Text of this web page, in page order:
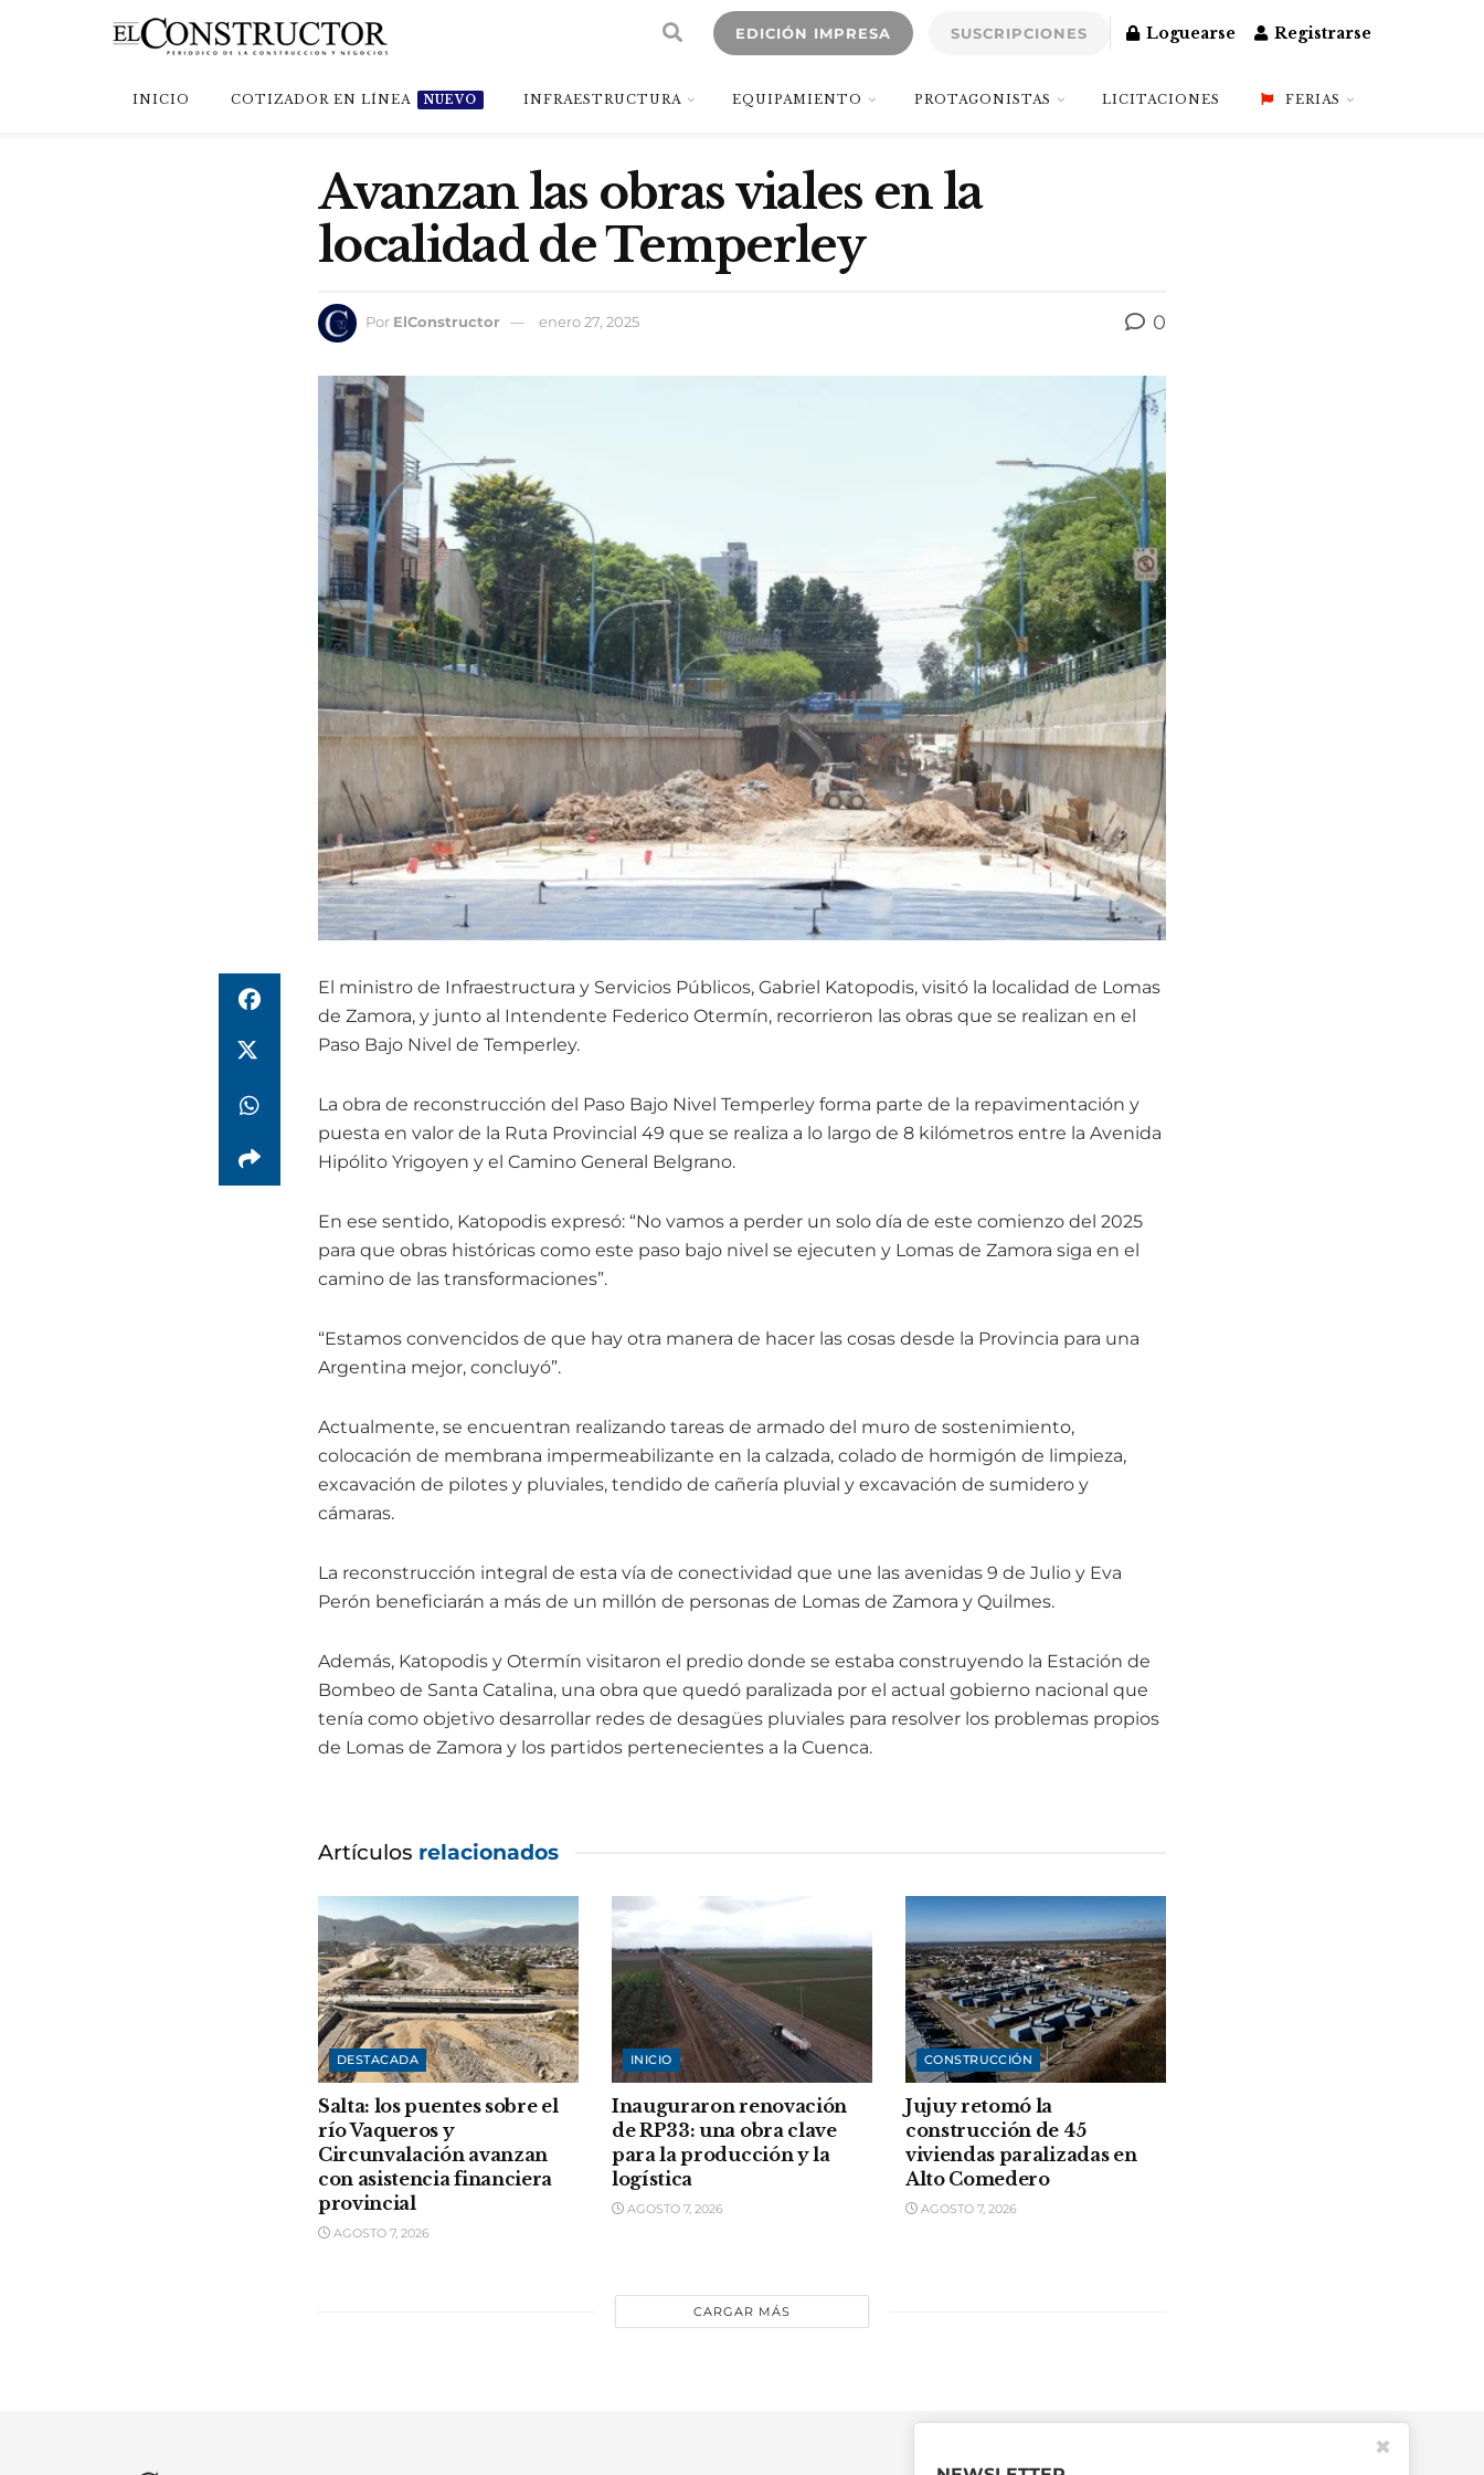
EDICIÓN IMPRESA SUSCRIPCIONES Loguearse Registrarse
INICIO COTIZADOR EN LÍNEA NUEVO INFRAESTRUCTURA EQUIPAMIENTO PROTAGONISTAS LICITACIONES FERIAS
Avanzan las obras viales en la
localidad de Temperley
Por ElConstructor enero 27, 2025 0
El ministro de Infraestructura y Servicios Públicos, Gabriel Katopodis, visitó la localidad de Lomas
de Zamora, y junto al Intendente Federico Otermín, recorrieron las obras que se realizan en el
Paso Bajo Nivel de Temperley.
La obra de reconstrucción del Paso Bajo Nivel Temperley forma parte de la repavimentación y
puesta en valor de la Ruta Provincial 49 que se realiza a lo largo de 8 kilómetros entre la Avenida
Hipólito Yrigoyen y el Camino General Belgrano.
En ese sentido, Katopodis expresó: “No vamos a perder un solo día de este comienzo del 2025
para que obras históricas como este paso bajo nivel se ejecuten y Lomas de Zamora siga en el
camino de las transformaciones”.
“Estamos convencidos de que hay otra manera de hacer las cosas desde la Provincia para una
Argentina mejor, concluyó”.
Actualmente, se encuentran realizando tareas de armado del muro de sostenimiento,
colocación de membrana impermeabilizante en la calzada, colado de hormigón de limpieza,
excavación de pilotes y pluviales, tendido de cañería pluvial y excavación de sumidero y
cámaras.
La reconstrucción integral de esta vía de conectividad que une las avenidas 9 de Julio y Eva
Perón beneficiarán a más de un millón de personas de Lomas de Zamora y Quilmes.
Además, Katopodis y Otermín visitaron el predio donde se estaba construyendo la Estación de
Bombeo de Santa Catalina, una obra que quedó paralizada por el actual gobierno nacional que
tenía como objetivo desarrollar redes de desagües pluviales para resolver los problemas propios
de Lomas de Zamora y los partidos pertenecientes a la Cuenca.
Artículos relacionados
DESTACADA
Salta: los puentes sobre el
río Vaqueros y
Circunvalación avanzan
con asistencia financiera
provincial
AGOSTO 7, 2026
INICIO
Inauguraron renovación
de RP33: una obra clave
para la producción y la
logística
AGOSTO 7, 2026
CONSTRUCCIÓN
Jujuy retomó la
construcción de 45
viviendas paralizadas en
Alto Comedero
AGOSTO 7, 2026
CARGAR MÁS
✖